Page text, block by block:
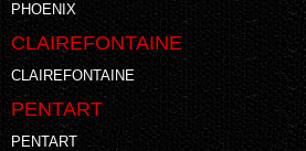
PHOENIX
CLAIREFONTAINE
CLAIREFONTAINE
PENTART
PENTART